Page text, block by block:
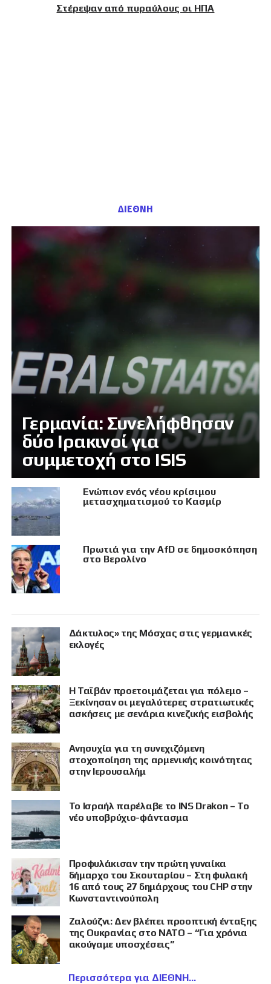
Στέρεψαν από πυραύλους οι ΗΠΑ
ΔΙΕΘΝΗ
Γερμανία: Συνελήφθησαν
δύο Ιρακινοί για
συμμετοχή στο ISIS
Eνώπιον ενός νέου κρίσιμου
μετασχηματισμού το Κασμίρ
Πρωτιά για την AfD σε δημοσκόπηση
στο Βερολίνο
Δάκτυλος» της Μόσχας στις γερμανικές
εκλογές
Η Ταϊβάν προετοιμάζεται για πόλεμο –
Ξεκίνησαν οι μεγαλύτερες στρατιωτικές
ασκήσεις με σενάρια κινεζικής εισβολής
Ανησυχία για τη συνεχιζόμενη
στοχοποίηση της αρμενικής κοινότητας
στην Ιερουσαλήμ
Το Ισραήλ παρέλαβε το INS Drakon – Το
νέο υποβρύχιο-φάντασμα
Προφυλάκισαν την πρώτη γυναίκα
δήμαρχο του Σκουταρίου – Στη φυλακή
16 από τους 27 δημάρχους του CHP στην
Κωνσταντινούπολη
Ζαλούζνι: Δεν βλέπει προοπτική ένταξης
της Ουκρανίας στο ΝΑΤΟ – “Για χρόνια
ακούγαμε υποσχέσεις”
Περισσότερα για ΔΙΕΘΝΗ